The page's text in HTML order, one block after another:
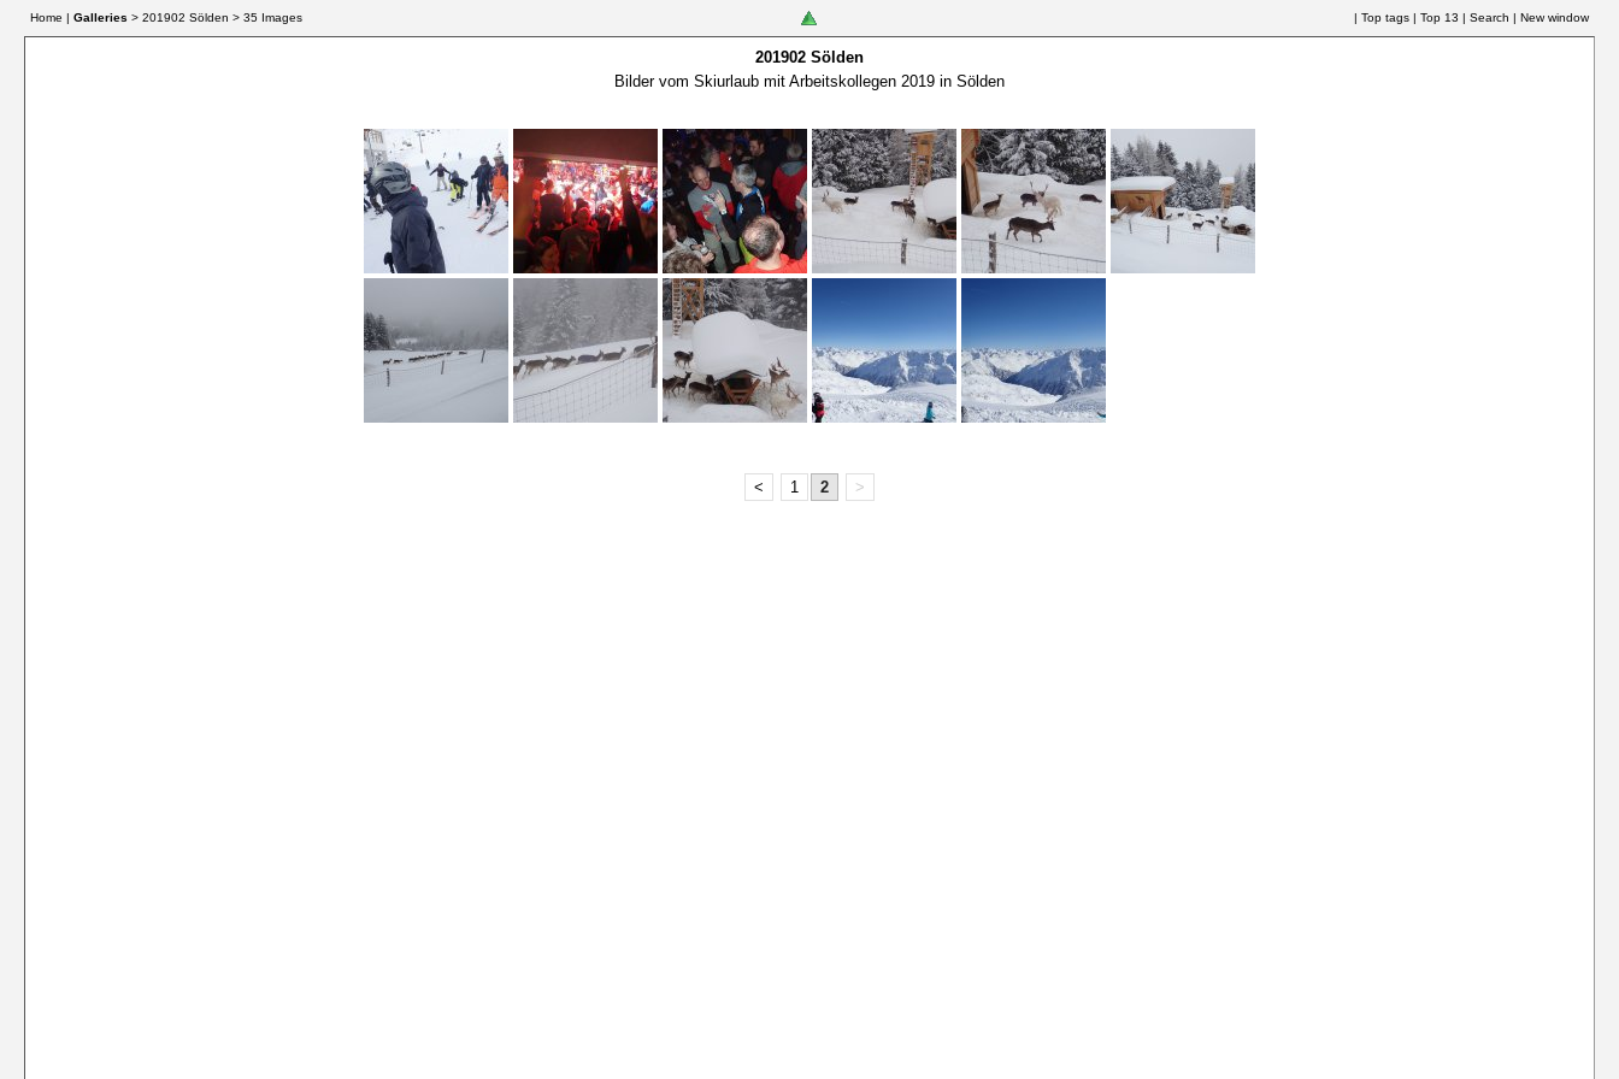
Home | Galleries > 201902 Sölden > 35 Images | Top tags | Top 13 | Search | New window
201902 Sölden
Bilder vom Skiurlaub mit Arbeitskollegen 2019 in Sölden
< 1 2 >